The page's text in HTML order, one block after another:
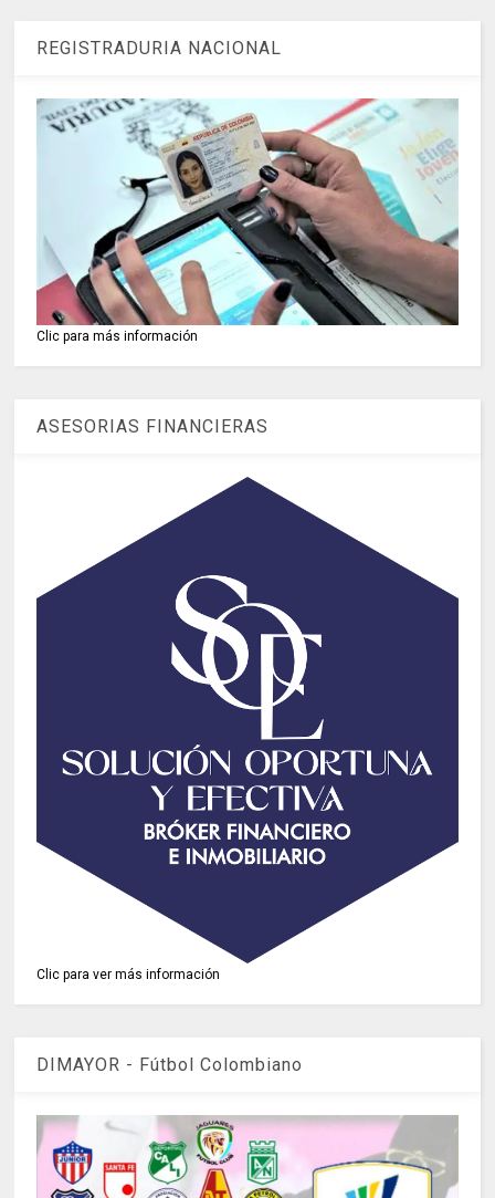
REGISTRADURIA NACIONAL
Clic para más información
ASESORIAS FINANCIERAS
Clic para ver más información
DIMAYOR - Fútbol Colombiano